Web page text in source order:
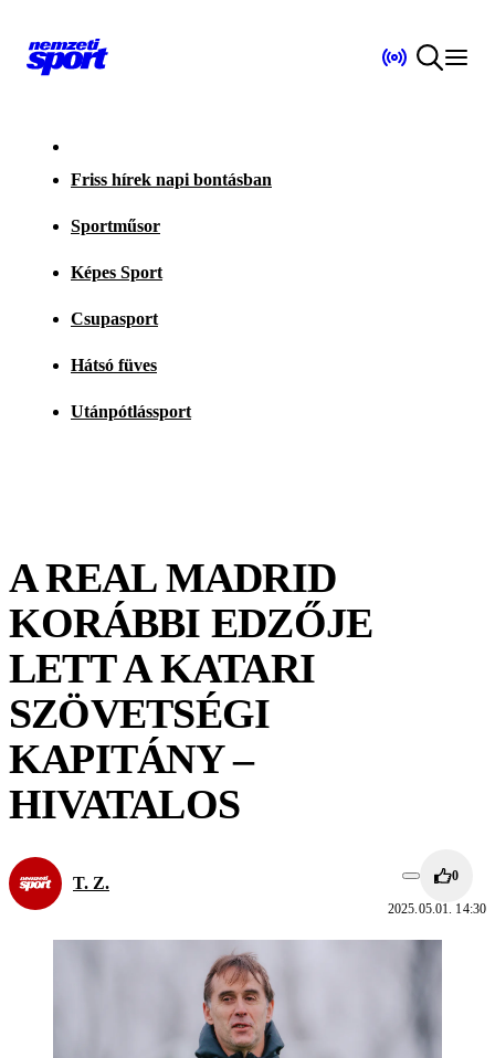
Friss hírek napi bontásban
Sportműsor
Képes Sport
Csupasport
Hátsó füves
Utánpótlássport
A REAL MADRID
KORÁBBI EDZŐJE
LETT A KATARI
SZÖVETSÉGI
KAPITÁNY –
HIVATALOS
T. Z. 0
2025.05.01. 14:30